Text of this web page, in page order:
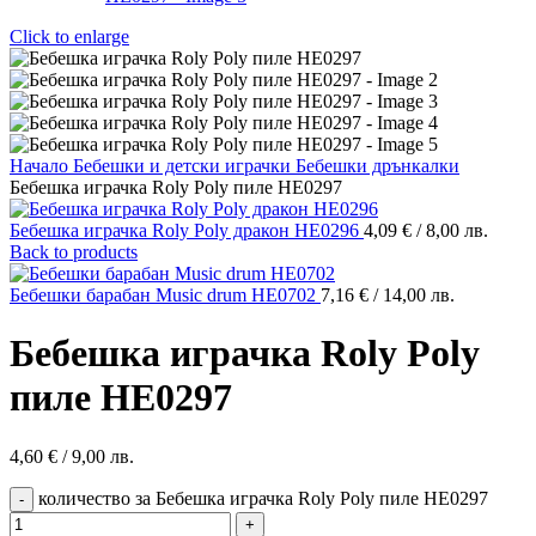
Click to enlarge
Начало Бебешки и детски играчки Бебешки дрънкалки
Бебешка играчка Roly Poly пиле HE0297
Бебешка играчка Roly Poly дракон HE0296 4,09 € / 8,00 лв.
Back to products
Бебешки барабан Music drum HE0702 7,16 € / 14,00 лв.
Бебешка играчка Roly Poly
пиле HE0297
4,60 € / 9,00 лв.
количество за Бебешка играчка Roly Poly пиле HE0297